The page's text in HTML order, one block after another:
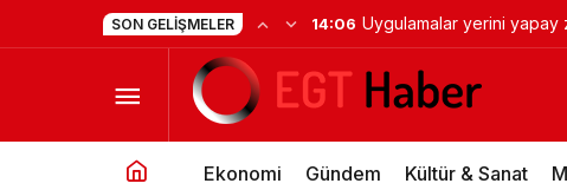
SON GELIŞMELER 14:06 Uygulamalar yerini yapay
Ekonomi Gündem Kültür & Sanat
Hayallerini gökyüzüne ateşleyen gençlerin